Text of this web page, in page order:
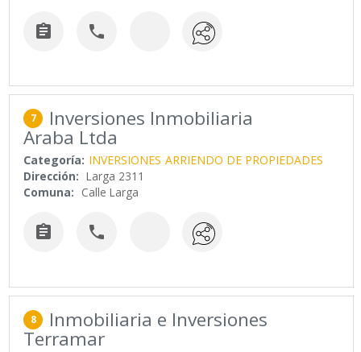
 
7 Inversiones Inmobiliaria
Araba Ltda
Categoría: INVERSIONES ARRIENDO DE PROPIEDADES
Dirección: Larga 2311
Comuna: Calle Larga
 
8 Inmobiliaria e Inversiones
Terramar